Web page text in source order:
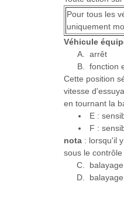
Pour tous les
uniquement
Véhicule
arrêt
fonction
Cette position
vitesse
en tournant la
E :
F :
nota: lorsqu'il y
sous le contrôle